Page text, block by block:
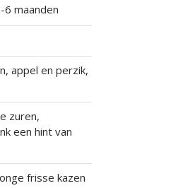
6 maanden
appel en perzik,
zuren,
een hint van
frisse kazen